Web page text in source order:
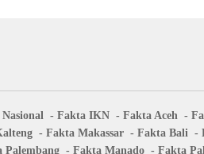
Fakta IKN Fakta Aceh
Fakta Makassar Fakta Bali
Palembang Fakta Manado Fakta